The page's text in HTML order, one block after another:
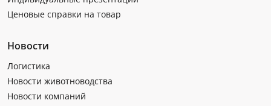
Ценовые справки на товар
Новости
Логистика
Новости животноводства
Новости компаний